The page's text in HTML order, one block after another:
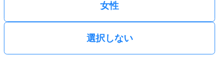
女性
選択しない